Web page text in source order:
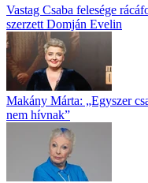
Vastag Csaba felesége
szerzett Domján Evelin
Makány Márta: „Egyszer
nem hívnak”